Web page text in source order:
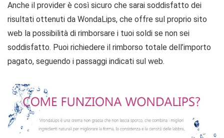
Anche il provider è così sicuro che sarai soddisfatto dei
risultati ottenuti da WondaLips, che offre sul proprio sito
web la possibilità di rimborsare i tuoi soldi se non sei
soddisfatto. Puoi richiedere il rimborso totale dell’importo
pagato, seguendo i passaggi indicati sul web.